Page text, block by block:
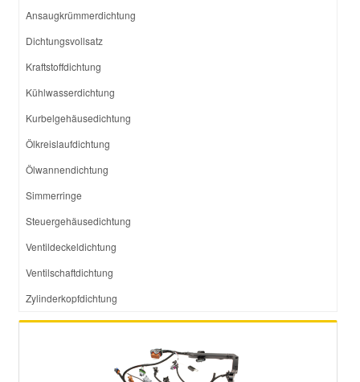
Ansaugkrümmerdichtung
Dichtungsvollsatz
Kraftstoffdichtung
Kühlwasserdichtung
Kurbelgehäusedichtung
Ölkreislaufdichtung
Ölwannendichtung
Simmerringe
Steuergehäusedichtung
Ventildeckeldichtung
Ventilschaftdichtung
Zylinderkopfdichtung